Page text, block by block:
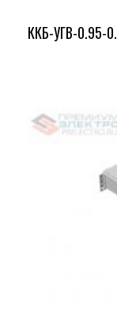
ККБ-УГВ-0.95-